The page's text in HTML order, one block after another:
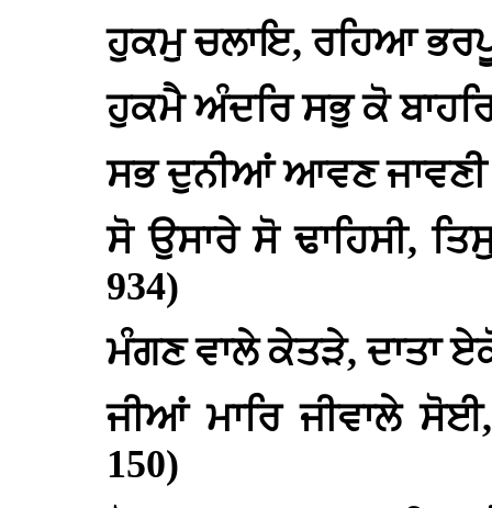
ਹੁਕਮੁ ਚਲਾਇ, ਰਹਿਆ
ਹੁਕਮੈ ਅੰਦਰਿ ਸਭੁ ਕੋ
ਸਭ ਦੁਨੀਆਂ ਆਵਣ ਜਾਵਣੀ
ਸੋ ਉਸਾਰੇ ਸੋ ਢਾਹਿਸੀ,
934)
ਮੰਗਣ ਵਾਲੇ ਕੇਤੜੇ, ਦਾਤਾ
ਜੀਆਂ ਮਾਰਿ ਜੀਵਾਲੇ
150)